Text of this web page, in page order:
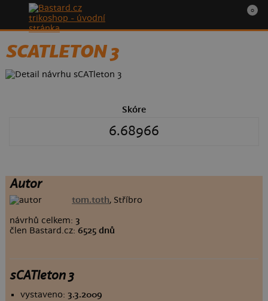
0
SCATLETON 3
Skóre
6.68966
Autor
tom.toth, Stříbro
návrhů celkem: 3
člen Bastard.cz:6525 dnů
sCATleton 3
vystaveno: 3.3.2009